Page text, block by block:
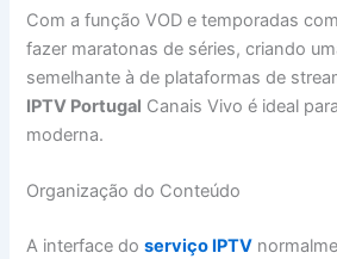
Com a função VOD e temporadas
fazer maratonas de séries, criando
semelhante à de plataformas de
IPTV Portugal Canais Vivo é ideal
moderna.
Organização do Conteúdo
A interface doserviço IPTV